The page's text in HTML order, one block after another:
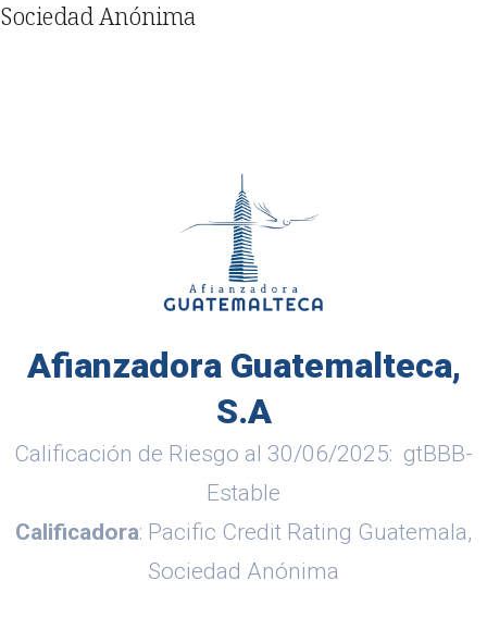
Sociedad Anónima
Afianzadora Guatemalteca,
S.A
Calificación de Riesgo al 30/06/2025: gtBBB-
Estable
Calificadora: Pacific Credit Rating Guatemala,
Sociedad Anónima